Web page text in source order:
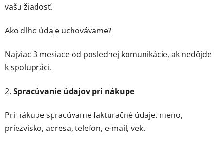
vašu žiadosť.
Ako dlho údaje uchovávame?
Najviac 3 mesiace od poslednej komunikácie, ak nedôjde
k spolupráci.
2. Spracúvanie údajov pri nákupe
Pri nákupe spracúvame fakturačné údaje: meno,
priezvisko, adresa, telefon, e-mail, vek.